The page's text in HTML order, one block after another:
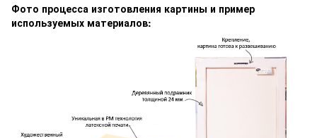
Фото процесса изготовления картины и пример
используемых материалов: